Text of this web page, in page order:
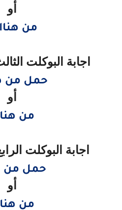
أو
من
اجابة البوكلت
حمل من
أو
من
اجابة البوكلت
حمل من
أو
من